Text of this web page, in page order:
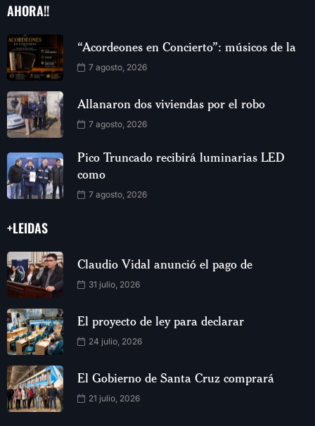
AHORA!!
“Acordeones en Concierto”: músicos de la
7 agosto, 2026
Allanaron dos viviendas por el robo
7 agosto, 2026
Pico Truncado recibirá luminarias LED
como
7 agosto, 2026
+LEIDAS
Claudio Vidal anunció el pago de
31 julio, 2026
El proyecto de ley para declarar
24 julio, 2026
El Gobierno de Santa Cruz comprará
21 julio, 2026